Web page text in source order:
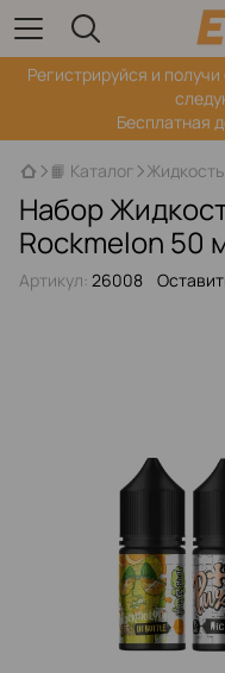
Регистрируйся‌ и
Бесплатная
📙 Каталог Жидкость
Набор
Rockmelon 50
Артикул: 26008